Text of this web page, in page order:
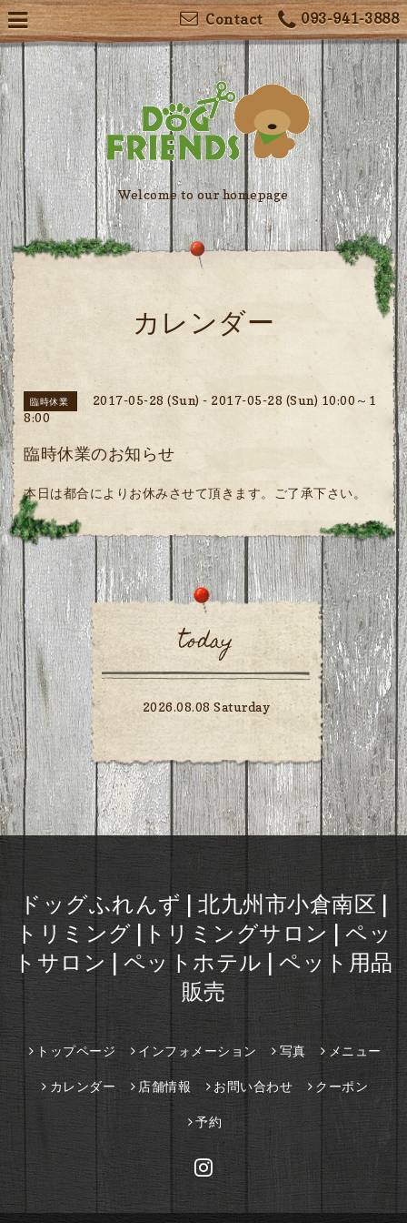
093-941-3888
Contact
Welcome to our homepage
カレンダー
臨時休業
2017-05-28 (Sun) - 2017-05-28 (Sun) 10:00～1
8:00
臨時休業のお知らせ
本日は都合によりお休みさせて頂きます。ご了承下さい。
today
2026.08.08 Saturday
ドッグふれんず | 北九州市小倉南区 |
トリミング |トリミングサロン | ペッ
トサロン | ペットホテル | ペット用品
販売
トップページ インフォメーション 写真 メニュー
カレンダー 店舗情報 お問い合わせ クーポン
予約